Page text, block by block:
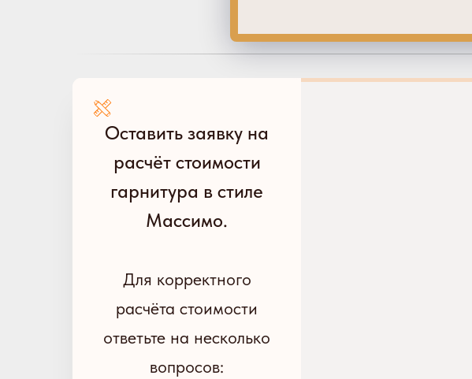
Оставить заявку на
расчёт стоимости
гарнитура в стиле
Массимо.
Для корректного
расчёта стоимости
ответьте на несколько
вопросов: